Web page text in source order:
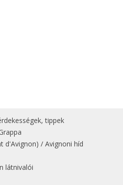
tippek
d'Avignon) / Avignoni híd
látnivalói